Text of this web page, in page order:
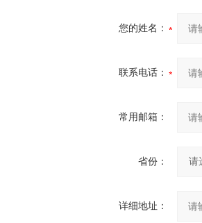
您的姓名：
联系电话：
常用邮箱：
省份：
详细地址：